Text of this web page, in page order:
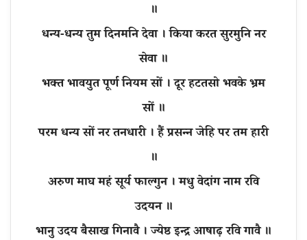
॥
धन्य-धन्य तुम दिनमनि देवा । किया करत सुरमुनि नर
सेवा ॥
भक्त भावयुत पूर्ण नियम सों । दूर हटतसो भवके भ्रम
सों ॥
परम धन्य सों नर तनधारी । हैं प्रसन्न जेहि पर तम हारी
॥
अरुण माघ महं सूर्य फाल्गुन । मधु वेदांग नाम रवि
उदयन ॥
भानु उदय बैसाख गिनावै । ज्येष्ठ इन्द्र आषाढ़ रवि गावै ॥